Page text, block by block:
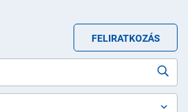
FELIRATKOZÁS